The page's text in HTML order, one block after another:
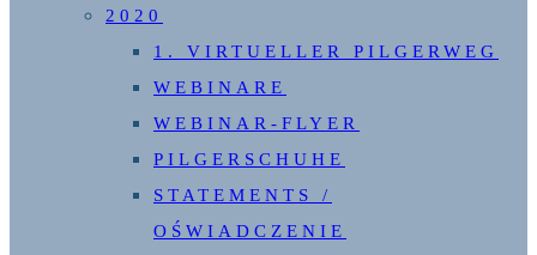
2020
1. VIRTUELLER PILGERWEG
WEBINARE
WEBINAR-FLYER
PILGERSCHUHE
STATEMENTS /
OŚWIADCZENIE